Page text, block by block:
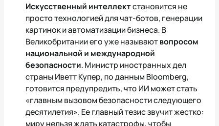
Искусственный интеллектстановится не
просто технологией для чат-ботов, генерации
картинок и автоматизации бизнеса. В
Великобритании его уже называютвопросом
национальной и международной
безопасности. Министр иностранных дел
страны Иветт Купер, по данным Bloomberg,
готовится предупредить, что ИИ может стать
«главным вызовом безопасности следующего
десятилетия». Ее главный тезис звучит жестко:
миру нельзя ждать катастрофы, чтобы